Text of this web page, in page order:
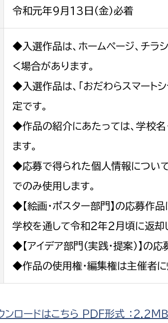
令和元年9月13日（金）必着
◆入選作品は、ホームページ、チラ
く場合があります。
◆入選作品は、「おだわらスマート
定です。
◆作品の紹介にあたっては、学校名
ます。
◆応募で得られた個人情報につい
でのみ使用します。
◆【絵画・ポスター部門】の応募作
学校を通して令和２年２月頃に返却
◆【アイデア部門（実践・提案）】の
◆作品の使用権・編集権は主催者
ンロードはこちら PDF形式 ：2.2ＭＢ